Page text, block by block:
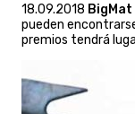
18.09.2018 BigMat
pueden
premios tendrá